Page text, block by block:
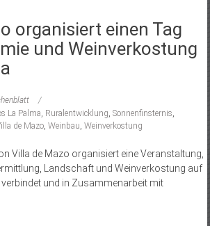
organisiert einen Tag
und Weinverkostung
La Palma, Ruralentwicklung, Sonnenfinsternis,
de Mazo, Weinbau, Weinverkostung
Villa de Mazo organisiert eine Veranstaltung,
Landschaft und Weinverkostung auf
und in Zusammenarbeit mit